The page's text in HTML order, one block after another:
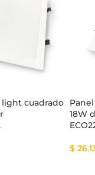
light cuadrado
18W
$